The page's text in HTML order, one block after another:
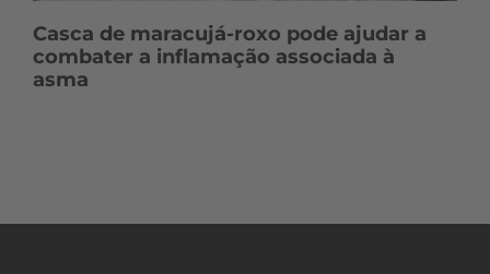
Casca de maracujá-roxo pode ajudar a
combater a inflamação associada à
asma